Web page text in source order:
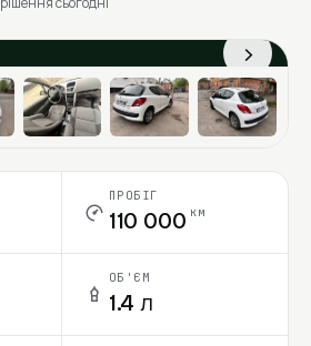
›
ПРОБІГ
110 000 км
ОБ'ЄМ
1.4 л